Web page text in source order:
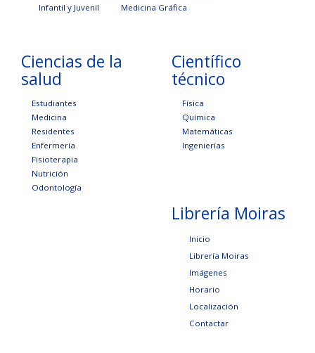
Infantil y Juvenil
Medicina Gráfica
Ciencias de la
salud
Estudiantes
Medicina
Residentes
Enfermería
Fisioterapia
Nutrición
Odontología
Científico
técnico
Física
Química
Matemáticas
Ingenierías
Librería Moiras
Inicio
Librería Moiras
Imágenes
Horario
Localización
Contactar